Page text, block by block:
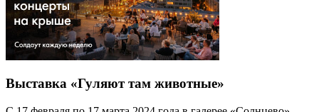
Выставка «Гуляют там животные»